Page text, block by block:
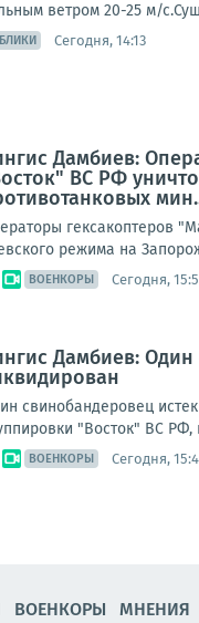
ветром 20-25 м/
Сегодня, 14:13
Дамбиев:
ВС РФ
гексакоптеров
режима на
ВОЕНКОРЫ Сегодня,
Дамбиев:
свинобандеровец
"Восток" ВС
ВОЕНКОРЫ Сегодня,
ВОЕНКОРЫ МНЕНИЯ